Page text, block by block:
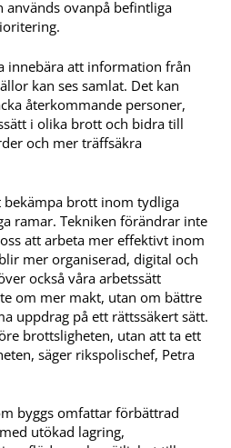
används ovanpå befintliga
innebära att information från
kan ses samlat. Det kan
återkommande personer,
i olika brott och bidra till
och mer träffsäkra
bekämpa brott inom tydliga
ramar. Tekniken förändrar inte
att arbeta mer effektivt inom
mer organiserad, digital och
också våra arbetssätt
om mer makt, utan om bättre
uppdrag på ett rättssäkert sätt.
brottsligheten, utan att ta ett
säger rikspolischef, Petra
byggs omfattar förbättrad
utökad lagring,